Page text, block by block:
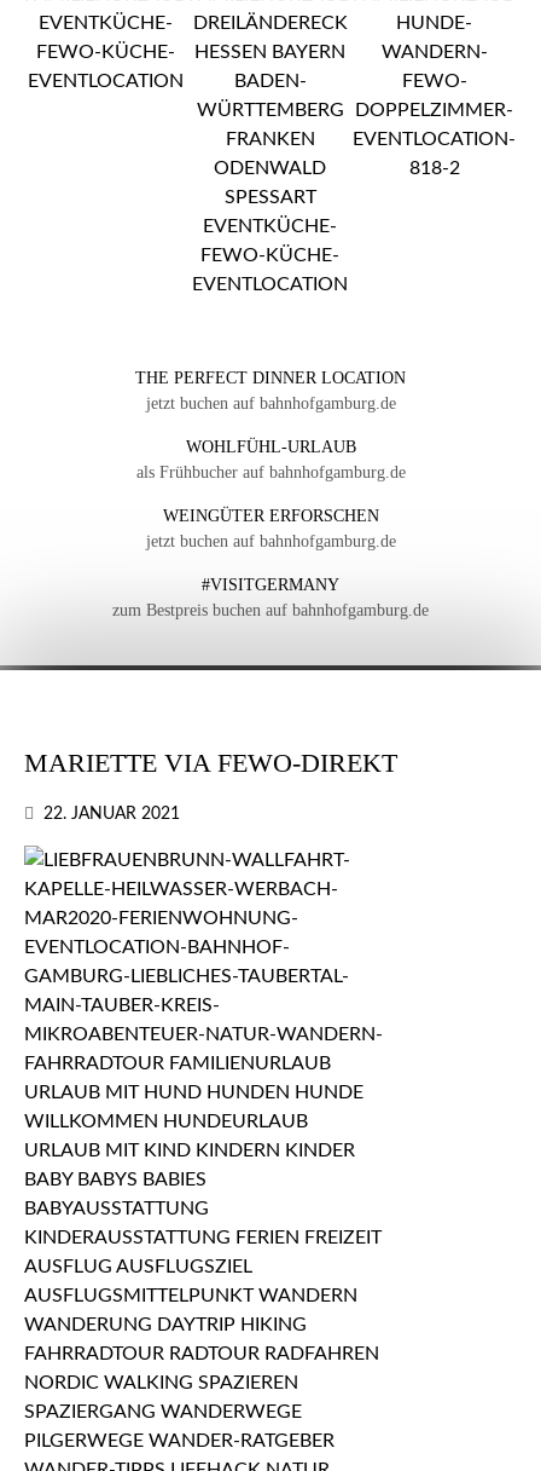
THE PERFECT DINNER LOCATION
jetzt buchen auf bahnhofgamburg.de
WOHLFÜHL-URLAUB
als Frühbucher auf bahnhofgamburg.de
WEINGÜTER ERFORSCHEN
jetzt buchen auf bahnhofgamburg.de
#VISITGERMANY
zum Bestpreis buchen auf bahnhofgamburg.de
MARIETTE VIA FEWO-DIREKT
22. JANUAR 2021